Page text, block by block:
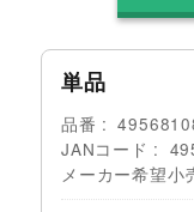
単品
品番
JANコード
メーカー希望小